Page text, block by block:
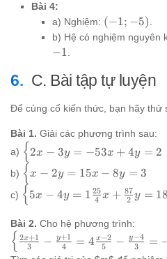
Bài 4:
a) Nghiệm: (-1;
-5)
(−1; −5).
b) Hệ có nghiệm nguyên
−1.
C. Bài tập tự luyện
Để củng cố kiến thức, bạn hãy thử
Bài 1. Giải các phương trình sau:
a) \begin{cases}
2x - 3y = -5
3x + 4y = 2
\end{cases}
{ 2x − 3y = −53x + 4y = 2
b) \begin{cases}
x - 2y = 1 5x -
8y = 3
{x − 2y = 15x − 8y = 3
c) \begin{cases}
5x - 4y = 1
\frac{25}
{4}x +
\frac{87}
{ 5x − 4y = 1 4
25x + 2
87y = 18
Bài 2. Cho hệ phương trình:
\begin{cases}
\frac{2x+1}
{ 3
2x+1 − 4
y+1 = 4 5
x−2 − 3
y−4 =